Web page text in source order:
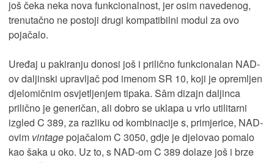
još čeka neka nova funkcionalnost, jer osim navedenog,
trenutačno ne postoji drugi kompatibilni modul za ovo
pojačalo.
Uređaj u pakiranju donosi još i prilično funkcionalan NAD-
ov daljinski upravljač pod imenom SR 10, koji je opremljen
djelomičnim osvjetljenjem tipaka. Sâm dizajn daljinca
prilično je generičan, ali dobro se uklapa u vrlo utilitarni
izgled C 389, za razliku od kombinacije s, primjerice, NAD-
ovim vintage pojačalom C 3050, gdje je djelovao pomalo
kao šaka u oko. Uz to, s NAD-om C 389 dolaze još i brze